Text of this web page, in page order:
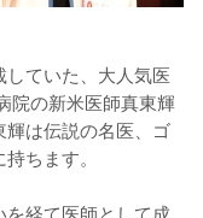
していた、大人気医
院の新米医師真東輝
は伝説の名医、ゴ
ちます。
経て医師として成